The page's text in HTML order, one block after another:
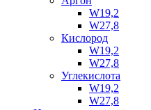
W19,2
W27,8
Кислород
W19,2
W27,8
Углекислота
W19,2
W27,8